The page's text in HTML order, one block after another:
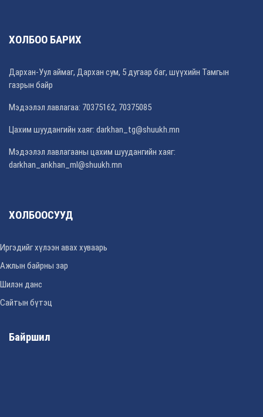
ХОЛБОО БАРИХ
Дархан-Уул аймаг, Дархан сум, 5 дугаар баг, шүүхийн Тамгын
газрын байр
Мэдээлэл лавлагаа: 70375162, 70375085
Цахим шуудангийн хаяг: darkhan_tg@shuukh.mn
Мэдээлэл лавлагааны цахим шуудангийн хаяг:
darkhan_ankhan_ml@shuukh.mn
ХОЛБООСУУД
Иргэдийг хүлээн авах хуваарь
Ажлын байрны зар
Шилэн данс
Сайтын бүтэц
Байршил